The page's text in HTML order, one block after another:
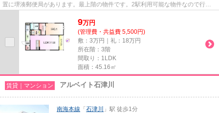
置に堺湊郵便局があります。最上階の物件です。2駅利用可能な物件なので行動
9万円
(管理費・共益費 5,500円)
敷：3万円｜礼：18万円
所在階：3階
間取り：1LDK
面積：45.16㎡
賃貸｜マンション アルベイト石津川
南海本線 「 石津川
」駅 徒歩1分